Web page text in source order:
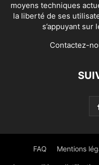
moyens techniques
la liberté de ses
s’appuyant sur
Contactez-
FAQ Mentions